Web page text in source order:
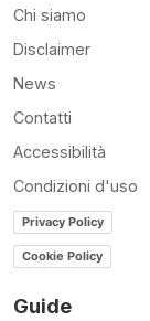
Chi siamo
Disclaimer
News
Contatti
Accessibilità
Condizioni d'uso
Privacy Policy
Cookie Policy
Guide